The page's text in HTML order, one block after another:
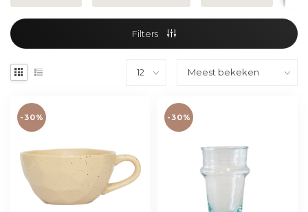
Filters
-30% -30%